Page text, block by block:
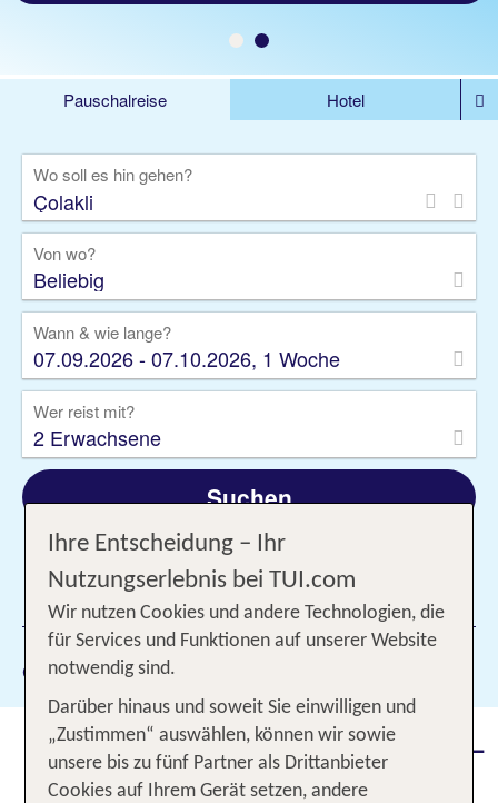
Pauschalreise
Hotel
Kreuzfahrten
Rundreisen
Privattransfer
Zusatzleistungen
Wo soll es hin gehen?
Von wo?
Beliebig
Wann & wie lange?
07.09.2026 - 07.10.2026, 1 Woche
Wer reist mit?
2 Erwachsene
Suchen
1 Filter hinzugefügt
Gewählte Filter:
Ein Paradies für Sonnenanbeter –
Urlaub in Colakli 2026
Ihre Entscheidung – Ihr
Nutzungserlebnis bei TUI.com
Wir nutzen Cookies und andere Technologien, die
für Services und Funktionen auf unserer Website
notwendig sind.
Darüber hinaus und soweit Sie einwilligen und
„Zustimmen“ auswählen, können wir sowie
unsere bis zu fünf Partner als Drittanbieter
Cookies auf Ihrem Gerät setzen, andere